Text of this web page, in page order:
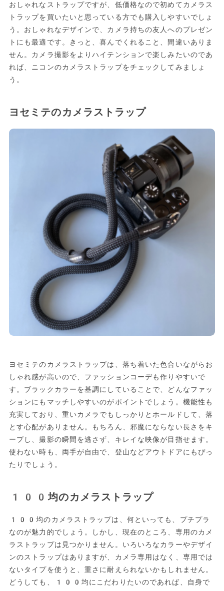
おしゃれなストラップですが、低価格なので初めてカメラス
トラップを買いたいと思っている方でも購入しやすいでしょ
う。おしゃれなデザインで、カメラ持ちの友人へのプレゼン
トにも最適です。きっと、喜んでくれること、間違いありま
せん。カメラ撮影をよりハイテンションで楽しみたいのであ
れば、ニコンのカメラストラップをチェックしてみましょ
う。
ヨセミテのカメラストラップ
ヨセミテのカメラストラップは、落ち着いた色合いながらお
しゃれ感が高いので、ファッションコーデも作りやすいで
す。ブラックカラーを基調にしていることで、どんなファッ
ションにもマッチしやすいのがポイントでしょう。機能性も
充実しており、重いカメラでもしっかりとホールドして、落
とす心配がありません。もちろん、邪魔にならない長さをキ
ープし、撮影の瞬間を逃さず、キレイな映像が目指せます。
使わない時も、両手が自由で、登山などアウトドアにもぴっ
たりでしょう。
100均のカメラストラップ
100均のカメラストラップは、何といっても、プチプラ
なのが魅力的でしょう。しかし、現在のところ、専用のカメ
ラストラップは見つかりません。いろいろなカラーやデザイ
ンのストラップはありますが、カメラ専用はなく、専用では
ないタイプを使うと、重さに耐えられないかもしれません。
どうしても、100均にこだわりたいのであれば、自身で